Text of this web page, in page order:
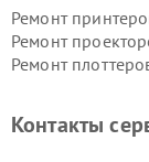
Ремонт
Ремонт
Ремонт
Контакты